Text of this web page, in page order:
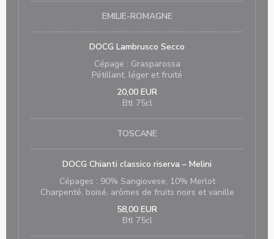
EMILIE-ROMAGNE
DOCG Lambrusco Secco
Cépage : Grasparossa
Pétillant, léger et fruité
20,00 EUR
Btl 75cl
TOSCANE
DOCG Chianti classico riserva – Melini
Cépages : 90% Sangiovese, 10% Merlot
Charpenté, boisé, arômes de fruits noirs et vanille
58,00 EUR
Btl 75cl